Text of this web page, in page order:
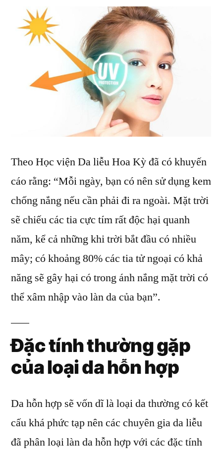
Theo Học viện Da liễu Hoa Kỳ đã có khuyến
cáo rằng: “Mỗi ngày, bạn có nên sử dụng kem
chống nắng nếu cần phải đi ra ngoài. Mặt trời
sẽ chiếu các tia cực tím rất độc hại quanh
năm, kể cả những khi trời bắt đầu có nhiều
mây; có khoảng 80% các tia tử ngoại có khả
năng sẽ gây hại có trong ánh nắng mặt trời có
thể xâm nhập vào làn da của bạn”.
Đặc tính thường gặp
của loại da hỗn hợp
Da hỗn hợp sẽ vốn dĩ là loại da thường có kết
cấu khá phức tạp nên các chuyên gia da liễu
đã phân loại làn da hỗn hợp với các đặc tính